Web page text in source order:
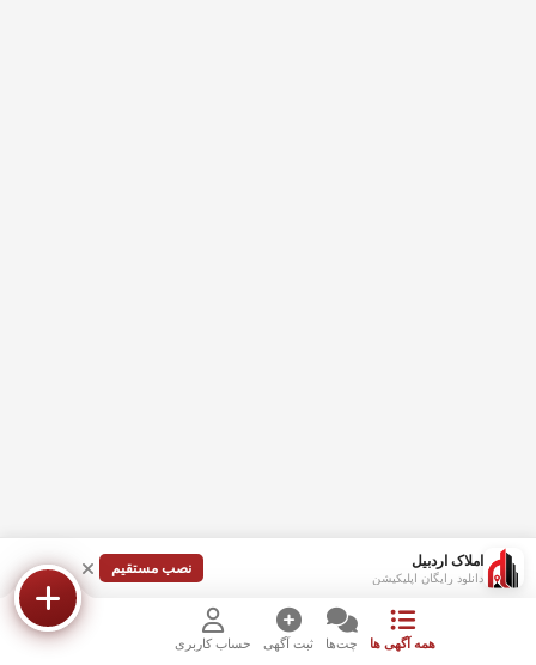
املاک اردبیل
دانلود رایگان اپلیکیشن
نصب مستقیم
همه آگهی ها چت‌ها ثبت آگهی حساب کاربری